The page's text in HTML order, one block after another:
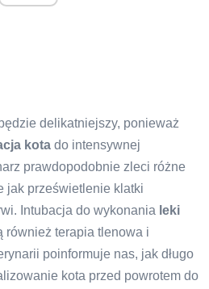
delikatniejszy, ponieważ
kota do intensywnej
prawdopodobnie zleci różne
jak prześwietlenie klatki
Intubacja do wykonania leki
również terapia tlenowa i
poinformuje nas, jak długo
kota przed powrotem do